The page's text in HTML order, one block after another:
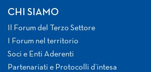
CHI SIAMO
Il Forum del Terzo Settore
I Forum nel territorio
Soci e Enti Aderenti
Partenariati e Protocolli d’intesa